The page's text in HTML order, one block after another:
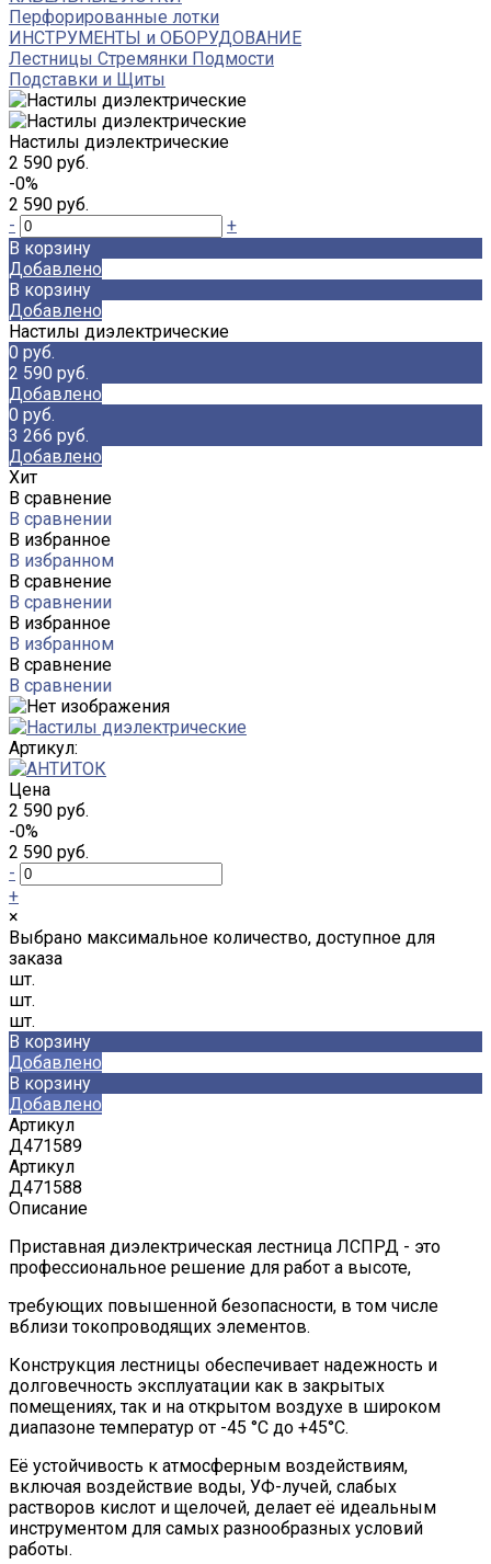
Перфорированные лотки
ИНСТРУМЕНТЫ и ОБОРУДОВАНИЕ
Лестницы Стремянки Подмости
Подставки и Щиты
Настилы диэлектрические
2 590 руб.
-0%
2 590 руб.
-
+
В корзину
Добавлено
В корзину
Добавлено
Настилы диэлектрические
0 руб.
2 590 руб.
Добавлено
0 руб.
3 266 руб.
Добавлено
Хит
В сравнение
В сравнении
В избранное
В избранном
В сравнение
В сравнении
В избранное
В избранном
В сравнение
В сравнении
Артикул:
Цена
2 590 руб.
-0%
2 590 руб.
-
+
×
Выбрано максимальное количество, доступное для
заказа
шт.
шт.
шт.
В корзину
Добавлено
В корзину
Добавлено
Артикул
Д471589
Артикул
Д471588
Описание
Приставная диэлектрическая лестница ЛСПРД - это
профессиональное решение для работ а высоте,
требующих повышенной безопасности, в том числе
вблизи токопроводящих элементов.
Конструкция лестницы обеспечивает надежность и
долговечность эксплуатации как в закрытых
помещениях, так и на открытом воздухе в широком
диапазоне температур от -45 °С до +45°С.
Её устойчивость к атмосферным воздействиям,
включая воздействие воды, УФ-лучей, слабых
растворов кислот и щелочей, делает её идеальным
инструментом для самых разнообразных условий
работы.